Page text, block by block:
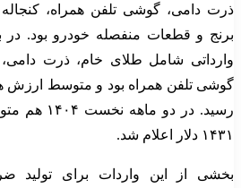
ذرت دامی، گوشی تلفن همراه، کنجاله
وارداتی شامل طلای خام، ذرت دامی،
رسید. در
۱۴۳۱ دلار اعلام شد.
بخشی از این واردات برای تولید